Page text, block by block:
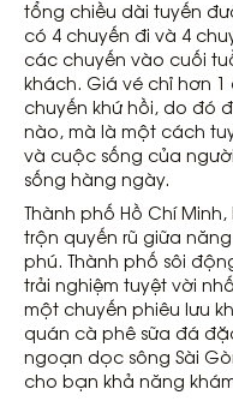
tổng chiều dài tuyến
có 4 chuyến đi và 4
các chuyến vào cuối
khách. Giá vé chỉ hơn
chuyến khứ hồi, do đó
nào, mà là một cách
và cuộc sống của
sống hàng ngày.
Thành phố Hồ Chí
trộn quyến rũ giữa
phú. Thành phố sôi
trải nghiệm tuyệt vời
một chuyến phiêu lưu
quán cà phê sữa đá
ngoạn dọc sông Sài
cho bạn khả năng